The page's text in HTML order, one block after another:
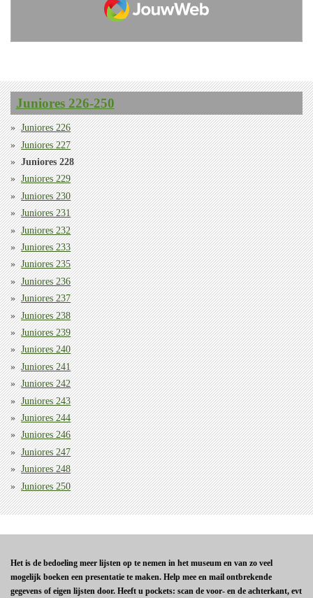
Juniores 226-250
Juniores 226
Juniores 227
Juniores 228
Juniores 229
Juniores 230
Juniores 231
Juniores 232
Juniores 233
Juniores 235
Juniores 236
Juniores 237
Juniores 238
Juniores 239
Juniores 240
Juniores 241
Juniores 242
Juniores 243
Juniores 244
Juniores 246
Juniores 247
Juniores 248
Juniores 250
Het is de bedoeling meer lijsten op te nemen in het museum en van zo veel
mogelijk boeken een presentatie te maken. Help mee en mail ontbrekende
gegevens of eigen lijsten door. Heeft u pockets: scan de voor- en de achterkant, evt